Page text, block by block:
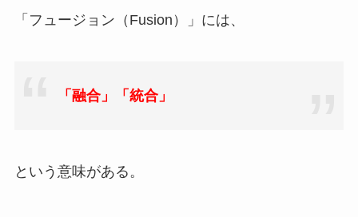
「フュージョン（Fusion）」には、
「融合」「統合」
という意味がある。